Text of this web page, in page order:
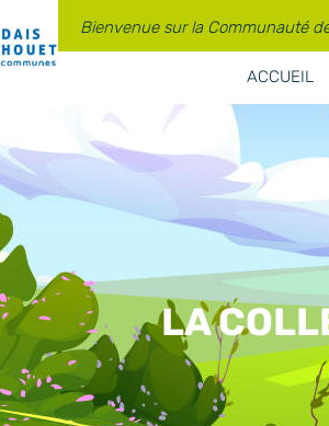
Bienvenue sur la Communauté
ACCUEIL
LA